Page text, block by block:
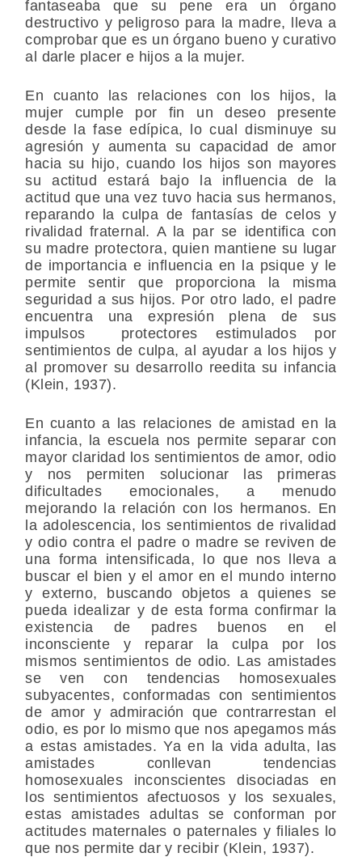
fantaseaba que su pene era un órgano
destructivo y peligroso para la madre, lleva a
comprobar que es un órgano bueno y curativo
al darle placer e hijos a la mujer.
En cuanto las relaciones con los hijos, la
mujer cumple por fin un deseo presente
desde la fase edípica, lo cual disminuye su
agresión y aumenta su capacidad de amor
hacia su hijo, cuando los hijos son mayores
su actitud estará bajo la influencia de la
actitud que una vez tuvo hacia sus hermanos,
reparando la culpa de fantasías de celos y
rivalidad fraternal. A la par se identifica con
su madre protectora, quien mantiene su lugar
de importancia e influencia en la psique y le
permite sentir que proporciona la misma
seguridad a sus hijos. Por otro lado, el padre
encuentra una expresión plena de sus
impulsos protectores estimulados por
sentimientos de culpa, al ayudar a los hijos y
al promover su desarrollo reedita su infancia
(Klein, 1937).
En cuanto a las relaciones de amistad en la
infancia, la escuela nos permite separar con
mayor claridad los sentimientos de amor, odio
y nos permiten solucionar las primeras
dificultades emocionales, a menudo
mejorando la relación con los hermanos. En
la adolescencia, los sentimientos de rivalidad
y odio contra el padre o madre se reviven de
una forma intensificada, lo que nos lleva a
buscar el bien y el amor en el mundo interno
y externo, buscando objetos a quienes se
pueda idealizar y de esta forma confirmar la
existencia de padres buenos en el
inconsciente y reparar la culpa por los
mismos sentimientos de odio. Las amistades
se ven con tendencias homosexuales
subyacentes, conformadas con sentimientos
de amor y admiración que contrarrestan el
odio, es por lo mismo que nos apegamos más
a estas amistades. Ya en la vida adulta, las
amistades conllevan tendencias
homosexuales inconscientes disociadas en
los sentimientos afectuosos y los sexuales,
estas amistades adultas se conforman por
actitudes maternales o paternales y filiales lo
que nos permite dar y recibir (Klein, 1937).